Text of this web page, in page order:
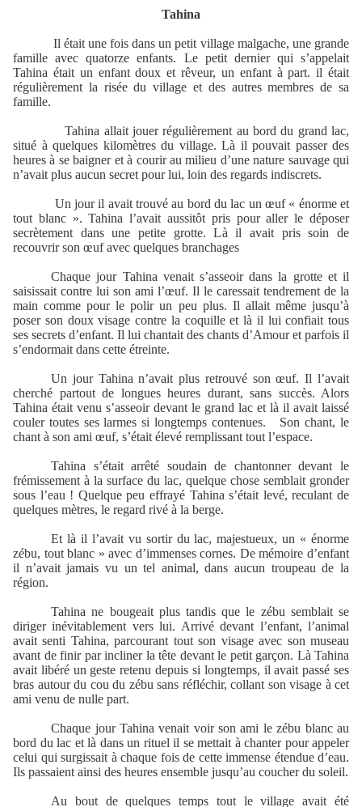
Tahina
Il était une fois dans un petit village malgache, une grande
famille avec quatorze enfants. Le petit dernier qui s’appelait
Tahina était un enfant doux et rêveur, un enfant à part. il était
régulièrement la risée du village et des autres membres de sa
famille.
Tahina allait jouer régulièrement au bord du grand lac,
situé à quelques kilomètres du village. Là il pouvait passer des
heures à se baigner et à courir au milieu d’une nature sauvage qui
n’avait plus aucun secret pour lui, loin des regards indiscrets.
Un jour il avait trouvé au bord du lac un œuf « énorme et
tout blanc ». Tahina l’avait aussitôt pris pour aller le déposer
secrètement dans une petite grotte. Là il avait pris soin de
recouvrir son œuf avec quelques branchages
Chaque jour Tahina venait s’asseoir dans la grotte et il
saisissait contre lui son ami l’œuf. Il le caressait tendrement de la
main comme pour le polir un peu plus. Il allait même jusqu’à
poser son doux visage contre la coquille et là il lui confiait tous
ses secrets d’enfant. Il lui chantait des chants d’Amour et parfois il
s’endormait dans cette étreinte.
Un jour Tahina n’avait plus retrouvé son œuf. Il l’avait
cherché partout de longues heures durant, sans succès. Alors
Tahina était venu s’asseoir devant le grand lac et là il avait laissé
couler toutes ses larmes si longtemps contenues.
Son chant, le
chant à son ami œuf, s’était élevé remplissant tout l’espace.
Tahina s’était arrêté soudain de chantonner devant le
frémissement à la surface du lac, quelque chose semblait gronder
sous l’eau ! Quelque peu effrayé Tahina s’était levé, reculant de
quelques mètres, le regard rivé à la berge.
Et là il l’avait vu sortir du lac, majestueux, un « énorme
zébu, tout blanc » avec d’immenses cornes. De mémoire d’enfant
il n’avait jamais vu un tel animal, dans aucun troupeau de la
région.
Tahina ne bougeait plus tandis que le zébu semblait se
diriger inévitablement vers lui. Arrivé devant l’enfant, l’animal
avait senti Tahina, parcourant tout son visage avec son museau
avant de finir par incliner la tête devant le petit garçon. Là Tahina
avait libéré un geste retenu depuis si longtemps, il avait passé ses
bras autour du cou du zébu sans réfléchir, collant son visage à cet
ami venu de nulle part.
Chaque jour Tahina venait voir son ami le zébu blanc au
bord du lac et là dans un rituel il se mettait à chanter pour appeler
celui qui surgissait à chaque fois de cette immense étendue d’eau.
Ils passaient ainsi des heures ensemble jusqu’au coucher du soleil.
Au bout de quelques temps tout le village avait été